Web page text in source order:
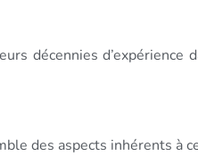
décennies d’expérience
des aspects inhérents à